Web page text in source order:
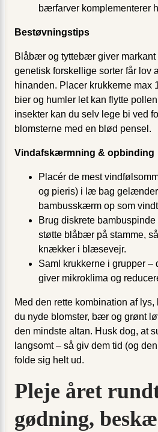
bærfarver komplementerer
Bestøvningstips
Blåbær og tyttebær giver markant
genetisk forskellige sorter får lov
hinanden. Placer krukkerne max
bier og humler let kan flytte
insekter kan du selv lege bi ved
blomsterne med en blød pensel.
Vindafskærmning & opbinding
Placér de mest
og pieris) i læ bag
bambusskærm op som
Brug diskrete
støtte blåbær på stamme,
knækker i blæsevejr.
Saml krukkerne i grupper –
giver mikroklima og
Med den rette kombination af
du nyde blomster, bær og grønt
den mindste altan. Husk dog, at
langsomt – så giv dem tid (og
folde sig helt ud.
Pleje året
gødning,